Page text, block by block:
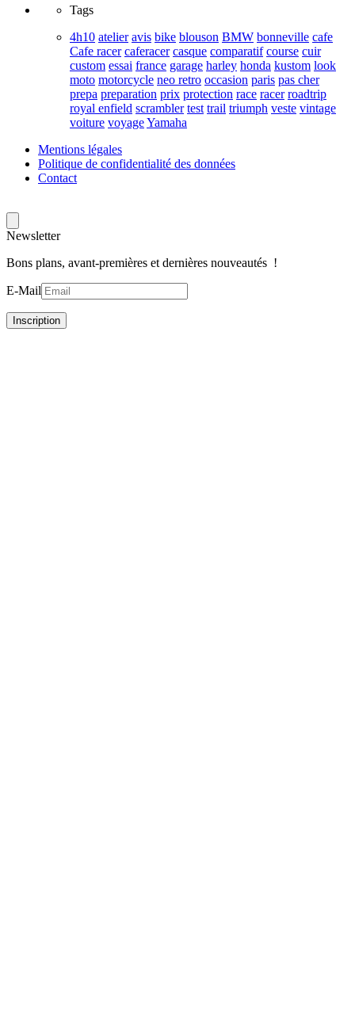
Tags
4h10 atelier avis bike blouson BMW bonneville cafe
Cafe racer caferacer casque comparatif course cuir
custom essai france garage harley honda kustom look
moto motorcycle neo retro occasion paris pas cher
prepa preparation prix protection race racer roadtrip
royal enfield scrambler test trail triumph veste vintage
voiture voyageYamaha
Mentions légales
Politique de confidentialité des données
Contact
Newsletter
Bons plans, avant-premières et dernières nouveautés !
E-Mail
Inscription